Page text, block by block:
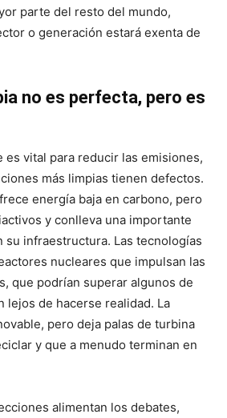
parte del resto del mundo,
o generación estará exenta de
no es perfecta, pero es
es vital para reducir las emisiones,
más limpias tienen defectos.
energía baja en carbono, pero
y conlleva una importante
su infraestructura. Las tecnologías
nucleares que impulsan las
que podrían superar algunos de
lejos de hacerse realidad. La
pero deja palas de turbina
y que a menudo terminan en
alimentan los debates,